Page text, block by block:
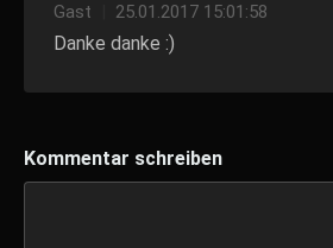
Gast 25.01.2017 15:01:58
Danke danke :)
Kommentar schreiben